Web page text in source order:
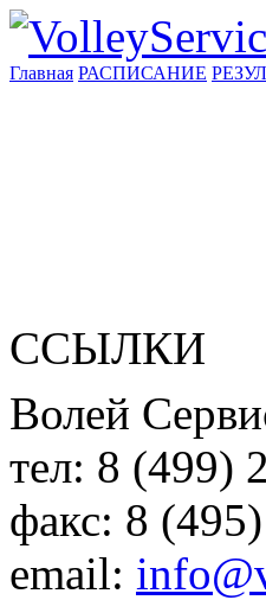
Главная РАСПИСАНИЕ
ССЫЛКИ
Волей
тел: 8 (499)
факс: 8
email: